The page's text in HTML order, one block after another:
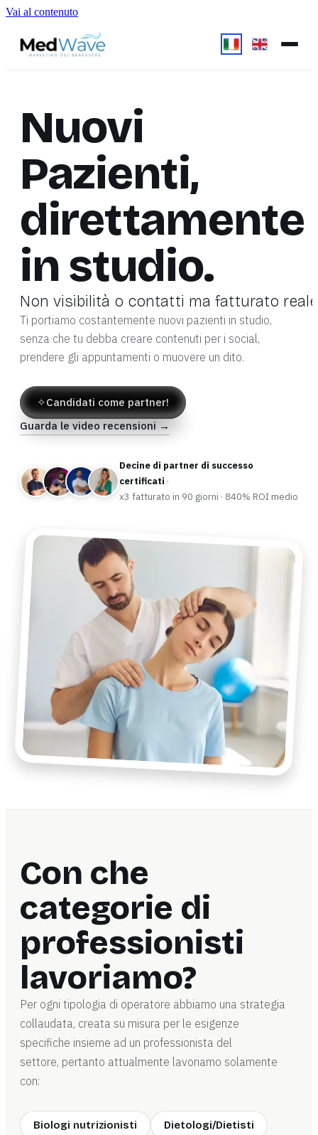
Vai al contenuto
Nuovi
Pazienti,
direttamente
in studio.
Non visibilità o contatti ma fatturato reale
Ti portiamo costantemente nuovi pazienti in studio,
senza che tu debba creare contenuti per i social,
prendere gli appuntamenti o muovere un dito.
✧Candidati come partner!
Guarda le video recensioni →
Decine di partner di successo
certificati ·
x3 fatturato in 90 giorni · 840% ROI medio
Con che
categorie di
professionisti
lavoriamo?
Per ogni tipologia di operatore abbiamo una strategia
collaudata, creata su misura per le esigenze
specifiche insieme ad un professionista del
settore, pertanto attualmente lavoriamo solamente
con:
Biologi nutrizionisti Dietologi/Dietisti